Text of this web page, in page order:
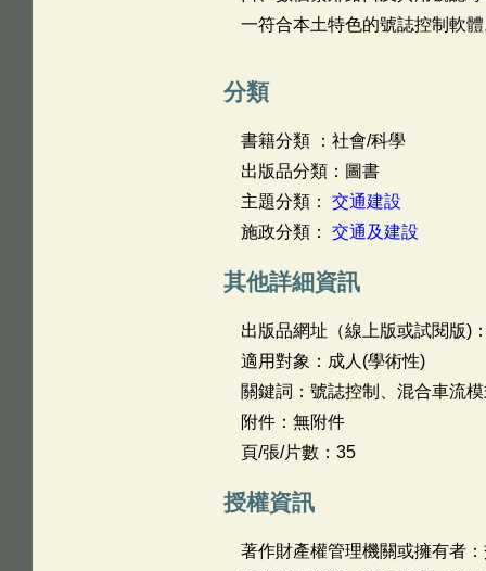
一符合本土特色的號誌控制軟
分類
書籍分類 ：社會/科學
出版品分類：圖書
主題分類： 交通建設
施政分類： 交通及建設
其他詳細資訊
出版品網址（線上版或試閱版)
適用對象：成人(學術性)
關鍵詞：號誌控制、混合車流
附件：無附件
頁/張/片數：35
授權資訊
著作財產權管理機關或擁有者